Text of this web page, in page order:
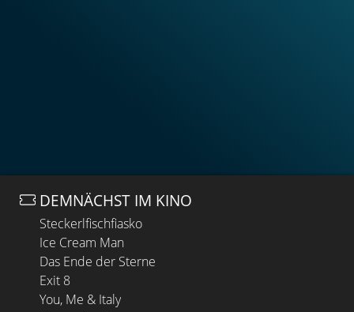
DEMNÄCHST IM KINO
Steckerlfischfiasko
Ice Cream Man
Das Ende der Sterne
Exit 8
You, Me & Italy